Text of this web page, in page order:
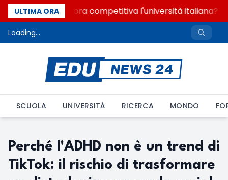
ULTIMA ORA
Quanto è ancora competitiva l'università italiana?
Loading...
SCUOLA UNIVERSITÀ RICERCA MONDO
Perché l'ADHD non è un trend di
TikTok: il rischio di trasformare